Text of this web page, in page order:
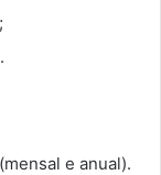
e anual).